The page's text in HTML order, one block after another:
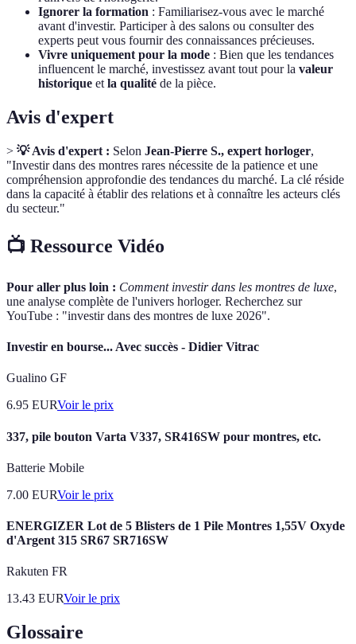
Ignorer la formation : Familiarisez-vous avec le marché
avant d'investir. Participer à des salons ou consulter des
experts peut vous fournir des connaissances précieuses.
Vivre uniquement pour la mode : Bien que les tendances
influencent le marché, investissez avant tout pour la valeur
historique et la qualité de la pièce.
Avis d'expert
> 💡 Avis d'expert : Selon Jean-Pierre S., expert horloger,
"Investir dans des montres rares nécessite de la patience et une
compréhension approfondie des tendances du marché. La clé réside
dans la capacité à établir des relations et à connaître les acteurs clés
du secteur."
📺 Ressource Vidéo
Pour aller plus loin : Comment investir dans les montres de luxe,
une analyse complète de l'univers horloger. Recherchez sur
YouTube : "investir dans des montres de luxe 2026".
Investir en bourse... Avec succès - Didier Vitrac
Gualino GF
6.95 EURVoir le prix
337, pile bouton Varta V337, SR416SW pour montres, etc.
Batterie Mobile
7.00 EURVoir le prix
ENERGIZER Lot de 5 Blisters de 1 Pile Montres 1,55V Oxyde
d'Argent 315 SR67 SR716SW
Rakuten FR
13.43 EURVoir le prix
Glossaire